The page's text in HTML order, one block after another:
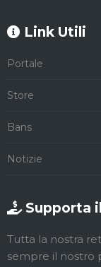
Link Utili
Portale
Store
Bans
Notizie
Supporta
Tutta la nostra
sempre il nostro